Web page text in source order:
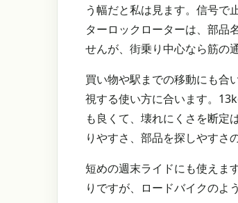
う幅だと私は見ます。信号で
ターロックローターは、部品
せんが、街乗り中心なら筋の
買い物や駅までの移動にも合
視する使い方に合います。
も良くて、壊れにくさを断定
りやすさ、部品を探しやすさ
短めの週末ライドにも使えま
りですが、ロードバイクのよ